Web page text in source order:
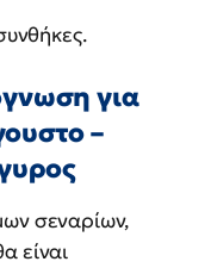
για
–
σεναρίων,
είναι